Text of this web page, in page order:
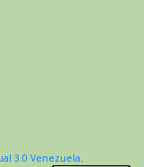
3.0 Venezuela